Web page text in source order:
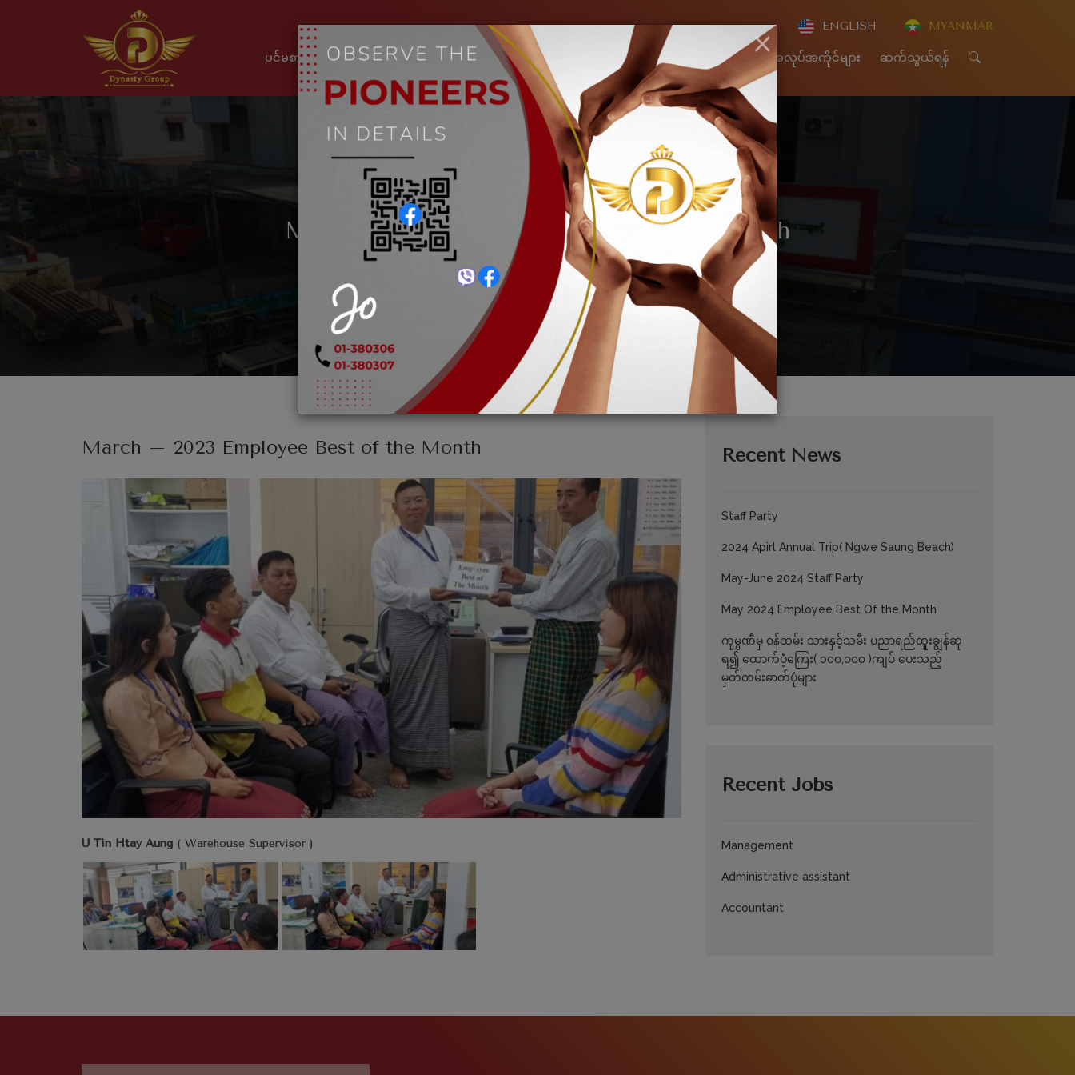
ENGLISH MYANMAR
ပင်မစာမျက်နှာ ကျွန်ုပ်တို့အကြောင်း စက်မှုလုပ်ငန်းများ ပုံများ သတင်းများ CSR အလုပ်အကိုင်များ ဆက်သွယ်ရန်
March – 2023 Employee Best of the Month
Home သတင်းများ March – 2023 Employee Best of the Month
March – 2023 Employee Best of the Month
U Tin Htay Aung ( Warehouse Supervisor )
Recent News
Staff Party
2024 Apirl Annual Trip( Ngwe Saung Beach)
May-June 2024 Staff Party
May 2024 Employee Best Of the Month
ကုမ္ပဏီမှ ဝန်ထမ်း သားနှင့်သမီး ပညာရည်ထူးချွန်ဆု
ရ၍ ထောက်ပံ့ကြေး( ၁၀၀,၀၀၀ )ကျပ် ပေးသည့်
မှတ်တမ်းဓာတ်ပုံများ
Recent Jobs
Management
Administrative assistant
Accountant
×